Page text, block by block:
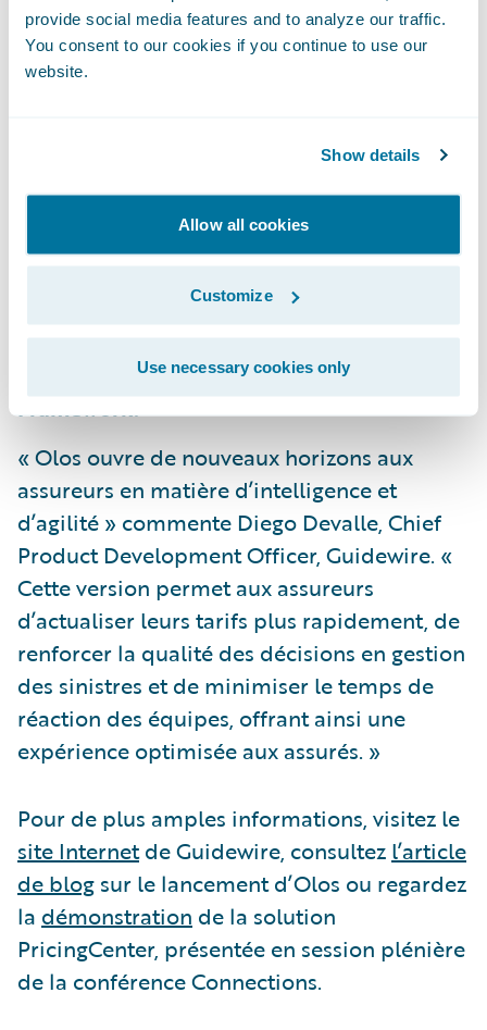
provide social media features and to analyze our traffic.
You consent to our cookies if you continue to use our
website.
Show details
Allow all cookies
Customize
Use necessary cookies only
déploiement.
Convertir les définitions des produits
accélérant ainsi la transition vers le cloud
grâce àAPD Conversion.
Concevoir, déployer et gérer des agents d’IA
afin d’accomplir des tâches complexes sur
l’ensemble du cycle de vie de l’assurance
Guidewire GenAI Serviceet
Framework.*
« Olos ouvre de nouveaux horizons aux
assureurs en matière d’intelligence et
d’agilité » commente Diego Devalle, Chief
Product Development Officer, Guidewire. «
Cette version permet aux assureurs
d’actualiser leurs tarifs plus rapidement, de
renforcer la qualité des décisions en gestion
des sinistres et de minimiser le temps de
réaction des équipes, offrant ainsi une
expérience optimisée aux assurés. »
Pour de plus amples informations, visitez le
site Internetde Guidewire, consultez l’article
de blog sur le lancement d’Olos ou regardez
la démonstration de la solution
PricingCenter, présentée en session plénière
de la conférence Connections.